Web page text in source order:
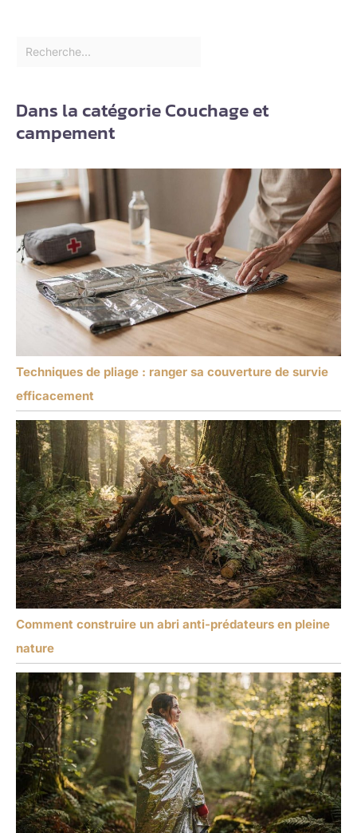
Dans la catégorie Couchage et
campement
Techniques de pliage : ranger sa couverture de survie
efficacement
Comment construire un abri anti-prédateurs en pleine
nature